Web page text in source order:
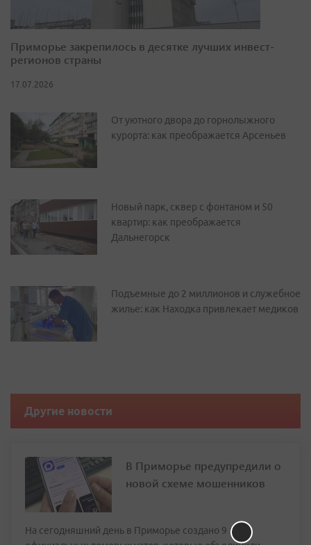
Приморье закрепилось в десятке лучших инвест-
регионов страны
17.07.2026
От уютного двора до горнолыжного
курорта: как преображается Арсеньев
Новый парк, сквер с фонтаном и 50
квартир: как преображается
Дальнегорск
Подъемные до 2 миллионов и служебное
жилье: как Находка привлекает медиков
Другие новости
В Приморье предупредили о
новой схеме мошенников
На сегодняшний день в Приморье создано 9 146